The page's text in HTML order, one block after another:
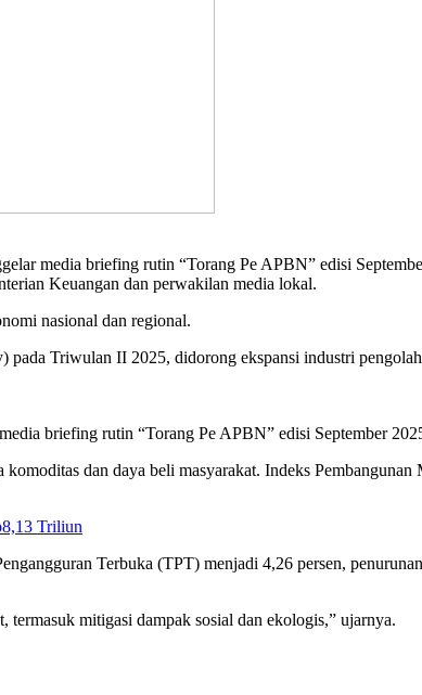
media briefing rutin “Torang Pe APBN” edisi
Keuangan dan perwakilan media lokal.
nasional dan regional.
Triwulan II 2025, didorong ekspansi industri
briefing rutin “Torang Pe APBN” edisi September
dan daya beli masyarakat. Indeks
Triliun
Terbuka (TPT) menjadi 4,26 persen,
termasuk mitigasi dampak sosial dan ekologis,” ujarnya.